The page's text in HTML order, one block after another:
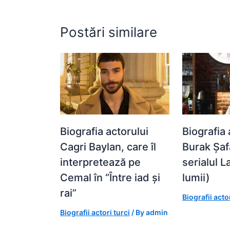
Postări similare
Biografia actorului
Cagri Baylan, care îl
interpretează pe
Cemal în “Între iad și
rai”
Biografii actori turci / Byadmin
Biografia
Burak
serialul
lumii)
Biografii